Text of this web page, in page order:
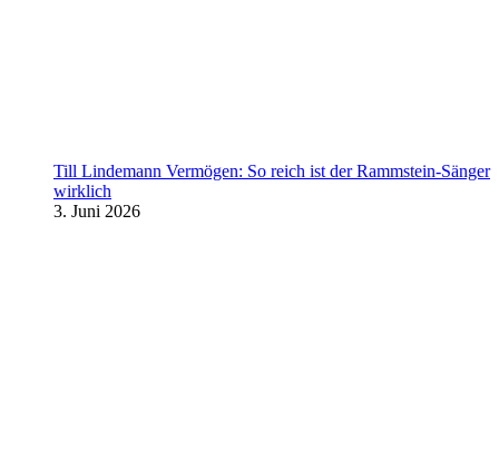
Till Lindemann Vermögen: So reich ist der Rammstein-Sänger
wirklich
3. Juni 2026